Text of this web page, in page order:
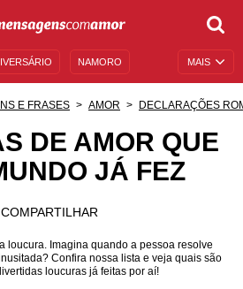
MAIS
NAMORO
MENSAGENS DE ANIVERSÁRIO
E FRASES AMOR DECLARAÇÕES
DE AMOR QUE
JÁ FEZ
COMPARTILHAR
loucura. Imagina quando a pessoa resolve
Confira nossa lista e veja quais são
loucuras já feitas por aí!